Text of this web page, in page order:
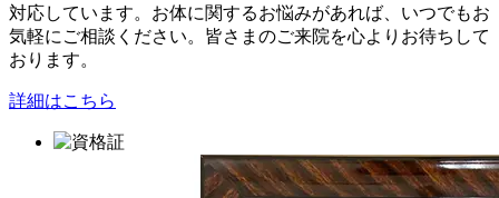
対応しています。お体に関するお悩みがあれば、いつでもお
気軽にご相談ください。皆さまのご来院を心よりお待ちして
おります。
詳細はこちら